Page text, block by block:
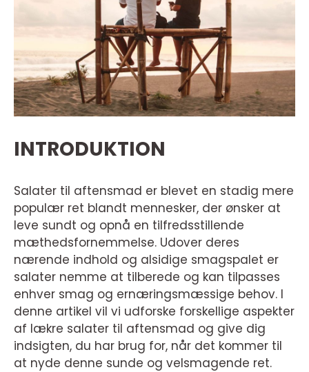
INTRODUKTION
Salater til aftensmad er blevet en stadig mere
populær ret blandt mennesker, der ønsker at
leve sundt og opnå en tilfredsstillende
mæthedsfornemmelse. Udover deres
nærende indhold og alsidige smagspalet er
salater nemme at tilberede og kan tilpasses
enhver smag og ernæringsmæssige behov. I
denne artikel vil vi udforske forskellige aspekter
af lækre salater til aftensmad og give dig
indsigten, du har brug for, når det kommer til
at nyde denne sunde og velsmagende ret.